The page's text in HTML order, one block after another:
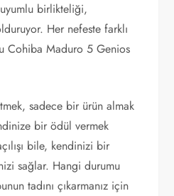
birlikteliği,
Her nefeste farklı
Cohiba Maduro 5 Genios
sadece bir ürün almak
bir ödül vermek
bile, kendinizi bir
sağlar. Hangi durumu
tadını çıkarmanız için